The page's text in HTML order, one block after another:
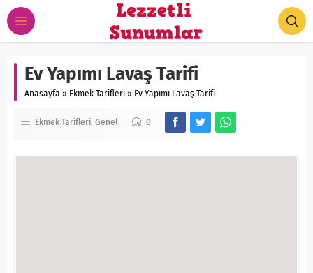
Ev Yapımı Lavaş Tarifi
Anasayfa » Ekmek Tarifleri » Ev Yapımı Lavaş Tarifi
Ekmek Tarifleri Genel 0